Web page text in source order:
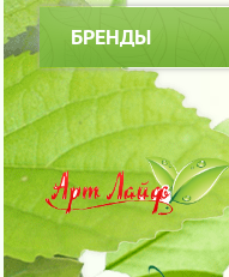
БРЕНДЫ